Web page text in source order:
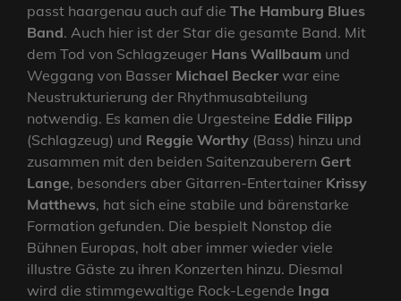
passt haargenau auch auf die The Hamburg Blues
Band. Auch hier ist der Star die gesamte Band. Mit
dem Tod von Schlagzeuger Hans Wallbaum und
Weggang von Basser Michael Beckerwar eine
Neustrukturierung der Rhythmusabteilung
notwendig. Es kamen die Urgesteine Eddie Filipp
(Schlagzeug) und Reggie Worthy (Bass) hinzu und
zusammen mit den beiden Saitenzauberern Gert
Lange, besonders aber Gitarren-Entertainer Krissy
Matthews, hat sich eine stabile und bärenstarke
Formation gefunden. Die bespielt Nonstop die
Bühnen Europas, holt aber immer wieder viele
illustre Gäste zu ihren Konzerten hinzu. Diesmal
wird die stimmgewaltige Rock-Legende Inga